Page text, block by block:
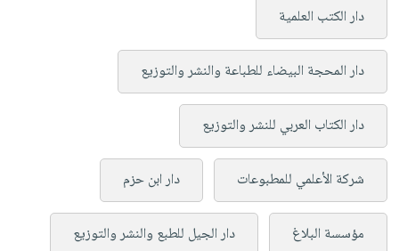
دار الكتب العلمية
دار المحجة البيضاء للطباعة والنشر والتوزيع
دار الكتاب العربي للنشر والتوزيع
شركة الأعلمي للمطبوعات دار ابن حزم
مؤسسة البلاغ دار الجيل للطبع والنشر والتوزيع